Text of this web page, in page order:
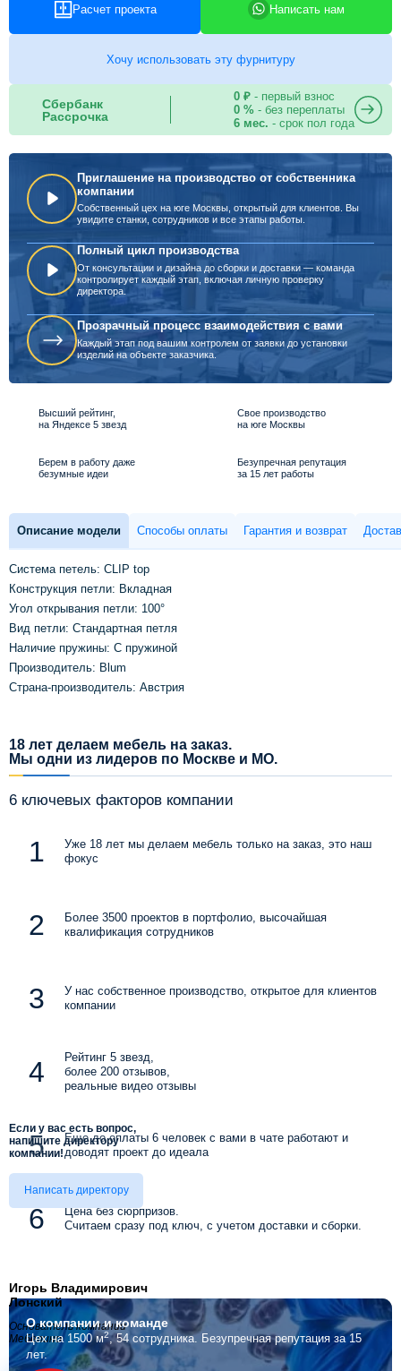
Расчет проекта Написать нам
Хочу использовать эту фурнитуру
Сбербанк
Рассрочка
0 ₽- первый взнос
0 %- без переплаты
6 мес. - срок пол года
Приглашение на производство от собственника
компании
Собственный цех на юге Москвы, открытый для клиентов. Вы
увидите станки, сотрудников и все этапы работы.
Полный цикл производства
От консультации и дизайна до сборки и доставки — команда
контролирует каждый этап, включая личную проверку
директора.
Прозрачный процесс взаимодействия с вами
Каждый этап под вашим контролем от заявки до установки
изделий на объекте заказчика.
Высший рейтинг,
на Яндексе 5 звезд
Свое производство
на юге Москвы
Берем в работу даже
безумные идеи
Безупречная репутация
за 15 лет работы
Описание модели Способы оплаты Гарантия и возврат
Система петель: CLIP top
Конструкция петли: Вкладная
Угол открывания петли: 100°
Вид петли: Стандартная петля
Наличие пружины: С пружиной
Производитель: Blum
Страна-производитель: Австрия
18 лет делаем мебель на заказ.
Мы одни из лидеров по Москве и МО.
6 ключевых факторов компании
Уже 18 лет мы делаем мебель только на заказ, это наш
фокус
Более 3500 проектов в портфолио, высочайшая
квалификация сотрудников
У нас собственное производство, открытое для клиентов
компании
Рейтинг 5 звезд,
более 200 отзывов,
реальные видео отзывы
Еще до оплаты 6 человек с вами в чате работают и
доводят проект до идеала
Цена без сюрпризов.
Считаем сразу под ключ, с учетом доставки и сборки.
Если у вас есть вопрос,
напишите директору
компании!
Написать директору
Игорь Владимирович
Лонский
Основатель компании
Мебелино
О компаниии команде
Цех на 1500 м2, 54 сотрудника. Безупречная репутация за 15
лет.